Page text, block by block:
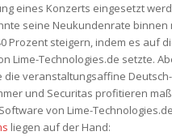
eines Konzerts eingesetzt
seine Neukundenrate binnen
Prozent steigern, indem es auf
Lime-Technologies.de setzte.
die veranstaltungsaffine
und Securitas profitieren
von Lime-
liegen auf der Hand: